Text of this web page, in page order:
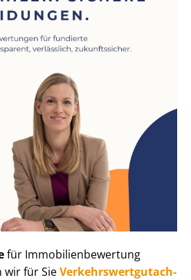
für Im­mo­bi­li­en­be­wer­tung
wir für SieVer­kehrs­wert­gut­ach­